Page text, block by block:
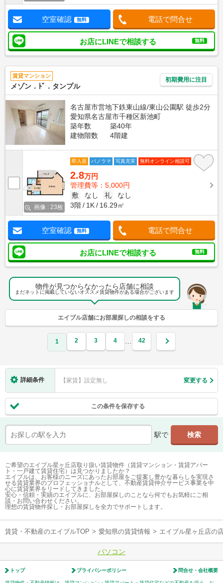
空室確認 無料 電話で問合せ
お店にLINEで相談する 無料
賃貸マンション
メゾン．ﾄﾞ．タンプル
初期費用に注目
名古屋市営地下鉄東山線/東山公園駅 徒歩2分
愛知県名古屋市千種区新池町
築年数
築40年
建物階数
4階建
画像 : 23枚
即入居 パノラマ 写真充実 無料オンライン相談可
2.8万円
管理費等：5,000円
敷
なし 礼
なし
3階
1K 16.29㎡
空室確認 無料 電話で問合せ
お店にLINEで相談する 無料
物件が見つからなかったら店舗に相談
まだネットに掲載していないオススメ賃貸物件がある場合がございます
エイブル店舗にお部屋探しの相談をする
1 2 3 4 … 42
詳細条件 【家賃】設定無し 変更する
この条件を保存する
駅で
ご希望のエイブル星ヶ丘店取り扱い賃貸物件（賃貸マンション・賃貸アパー
ト・一戸建て賃貸住宅）は見つかりましたか？
エイブルは、お客様のニーズにあったお部屋をご提案し豊かな暮らしを実現さ
せる賃貸業界のプロフェッショナルとして、不動産賃貸仲介サービス事業を中
心に賃貸業界をリードしてきました。
安心・信頼・実績のエイブルに、お部屋探しのことなら何でもお気軽にご相
談・お問い合わせください。
理想の賃貸物件探し・お部屋探しを全力でサポートします。
賃貸・不動産のエイブルTOP > 愛知県の賃貸情報 > エイブル星ヶ丘店の
パソコン
トップ プライバシーポリシー 問合せ・会社概要